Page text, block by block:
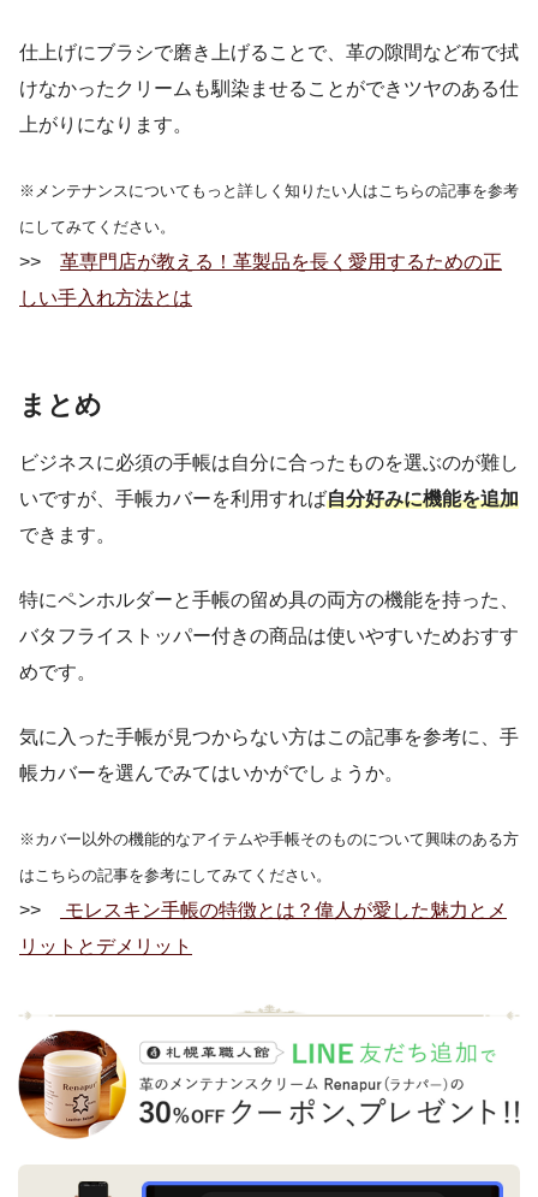
仕上げにブラシで磨き上げることで、革の隙間など布で拭
けなかったクリームも馴染ませることができツヤのある仕
上がりになります。
※メンテナンスについてもっと詳しく知りたい人はこちらの記事を参考
にしてみてください。
>> 革専門店が教える！革製品を長く愛用するための正
しい手入れ方法とは
まとめ
ビジネスに必須の手帳は自分に合ったものを選ぶのが難し
いですが、手帳カバーを利用すれば自分好みに機能を追加
できます。
特にペンホルダーと手帳の留め具の両方の機能を持った、
バタフライストッパー付きの商品は使いやすいためおすす
めです。
気に入った手帳が見つからない方はこの記事を参考に、手
帳カバーを選んでみてはいかがでしょうか。
※カバー以外の機能的なアイテムや手帳そのものについて興味のある方
はこちらの記事を参考にしてみてください。
>>
モレスキン手帳の特徴とは？偉人が愛した魅力とメ
リットとデメリット